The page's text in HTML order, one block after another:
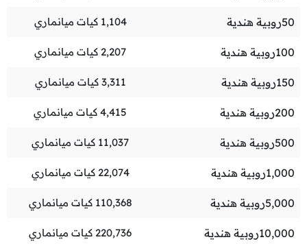
50روبية هندية 1,104 كيات ميانماري
100روبية هندية 2,207 كيات ميانماري
150روبية هندية 3,311 كيات ميانماري
200روبية هندية 4,415 كيات ميانماري
500روبية هندية 11,037 كيات ميانماري
1,000روبية هندية 22,074 كيات ميانماري
5,000روبية هندية 110,368 كيات ميانماري
10,000روبية هندية 220,736 كيات ميانماري